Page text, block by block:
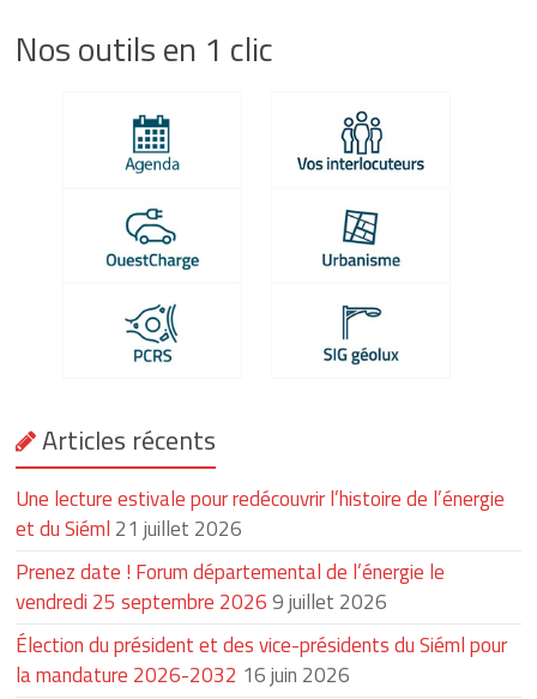
lumineux
Nos outils en 1 clic
Articles récents
Une lecture estivale pour redécouvrir l’histoire de l’énergie
et du Siéml 21 juillet 2026
Prenez date ! Forum départemental de l’énergie le
vendredi 25 septembre 2026 9 juillet 2026
Élection du président et des vice-présidents du Siéml pour
la mandature 2026-2032 16 juin 2026